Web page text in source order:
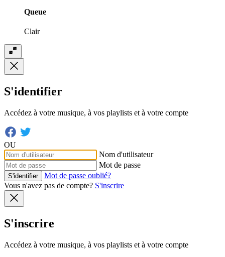
Queue
Clair
S'identifier
Accédez à votre musique, à vos playlists et à votre compte
OU
Nom d'utilisateur
Mot de passe
S'identifier
Mot de passe oublié?
Vous n'avez pas de compte? S'inscrire
S'inscrire
Accédez à votre musique, à vos playlists et à votre compte